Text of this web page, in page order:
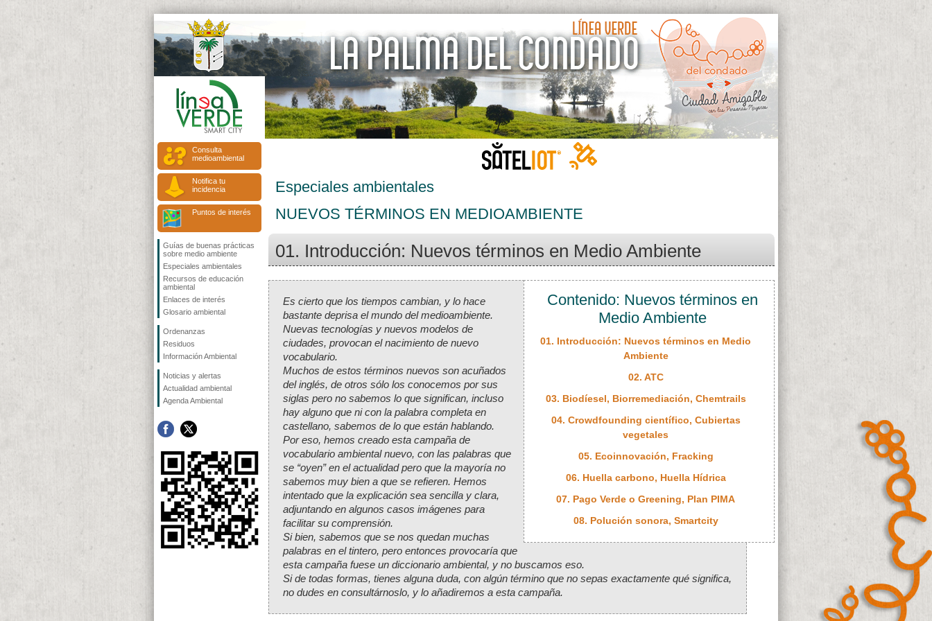
Consulta
medioambiental
Notifica tu
incidencia
Puntos de interés
Guías de buenas prácticas
sobre medio ambiente
Especiales ambientales
Recursos de educación
ambiental
Enlaces de interés
Glosario ambiental
Ordenanzas
Residuos
Información Ambiental
Noticias y alertas
Actualidad ambiental
Agenda Ambiental
Especiales ambientales
NUEVOS TÉRMINOS EN MEDIOAMBIENTE
01. Introducción: Nuevos términos en Medio Ambiente
Contenido: Nuevos términos en
Medio Ambiente
01. Introducción: Nuevos términos en Medio
Ambiente
02. ATC
03. Biodíesel, Biorremediación, Chemtrails
04. Crowdfounding científico, Cubiertas
vegetales
05. Ecoinnovación, Fracking
06. Huella carbono, Huella Hídrica
07. Pago Verde o Greening, Plan PIMA
08. Polución sonora, Smartcity
Es cierto que los tiempos cambian, y lo hace
bastante deprisa el mundo del medioambiente.
Nuevas tecnologías y nuevos modelos de
ciudades, provocan el nacimiento de nuevo
vocabulario.
Muchos de estos términos nuevos son acuñados
del inglés, de otros sólo los conocemos por sus
siglas pero no sabemos lo que significan, incluso
hay alguno que ni con la palabra completa en
castellano, sabemos de lo que están hablando.
Por eso, hemos creado esta campaña de
vocabulario ambiental nuevo, con las palabras que
se “oyen” en el actualidad pero que la mayoría no
sabemos muy bien a que se refieren. Hemos
intentado que la explicación sea sencilla y clara,
adjuntando en algunos casos imágenes para
facilitar su comprensión.
Si bien, sabemos que se nos quedan muchas
palabras en el tintero, pero entonces provocaría que
esta campaña fuese un diccionario ambiental, y no buscamos eso.
Si de todas formas, tienes alguna duda, con algún término que no sepas exactamente qué significa,
no dudes en consultárnoslo, y lo añadiremos a esta campaña.